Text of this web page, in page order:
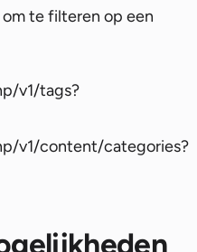
te filteren op een
v1/tags?
v1/content/categories?